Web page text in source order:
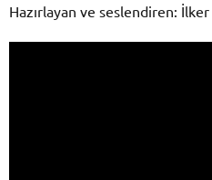
Hazırlayan ve seslendiren: İlker